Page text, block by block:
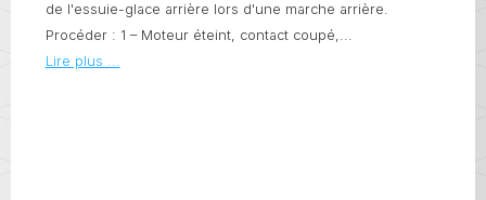
de l'essuie-glace arrière lors d'une marche arrière.
Procéder : 1 – Moteur éteint, contact coupé,...
Lire plus ...